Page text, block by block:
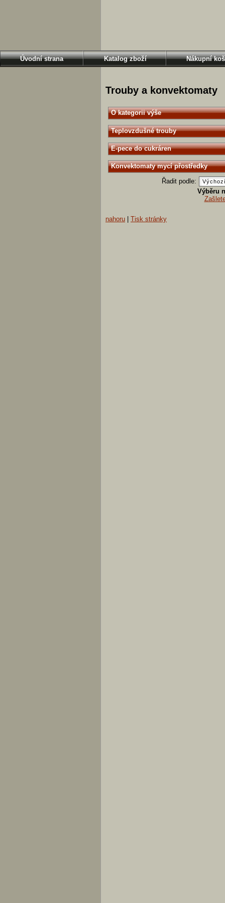
Úvodní strana Katalog zboží Nákupní
Trouby a konvektomaty
O kategorii výše
Teplovzdušné trouby
E-pece do cukráren
Konvektomaty mycí přostředky
Řadit podle:
Výběru
nahoru Tisk stránky